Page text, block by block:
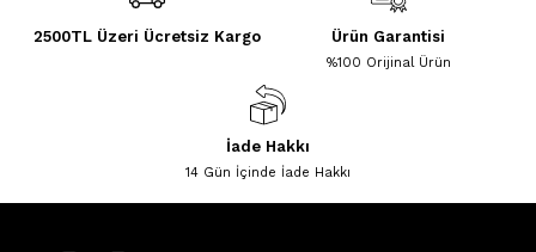
2500TL Üzeri Ücretsiz Kargo Ürün Garantisi
%100 Orijinal Ürün
İade Hakkı
14 Gün İçinde İade Hakkı